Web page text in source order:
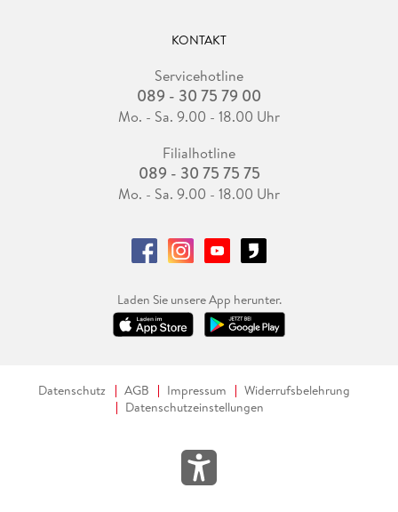
KONTAKT
Servicehotline
089 - 30 75 79 00
Mo. - Sa. 9.00 - 18.00 Uhr
Filialhotline
089 - 30 75 75 75
Mo. - Sa. 9.00 - 18.00 Uhr
Laden Sie unsere App herunter.
Datenschutz AGB Impressum
Widerrufsbelehrung
Datenschutzeinstellungen